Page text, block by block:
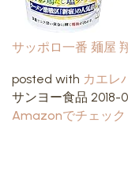
サッポロ一番 麺屋
posted with カエレ
サンヨー食品 2018-
Amazonでチェック